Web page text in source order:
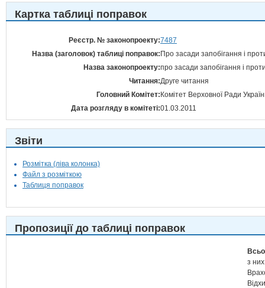
Картка таблиці поправок
Реєстр. № законопроекту:7487
Назва (заголовок) таблиці поправок: Про засади запобігання і
Назва законопроекту:про засади запобігання і
Читання:Друге читання
Головний Комітет: Комітет Верховної Ради
Дата розгляду в комітеті:01.03.2011
Звіти
Розмітка (ліва колонка)
Файл з розміткою
Таблиця поправок
Пропозиції до таблиці поправок
з